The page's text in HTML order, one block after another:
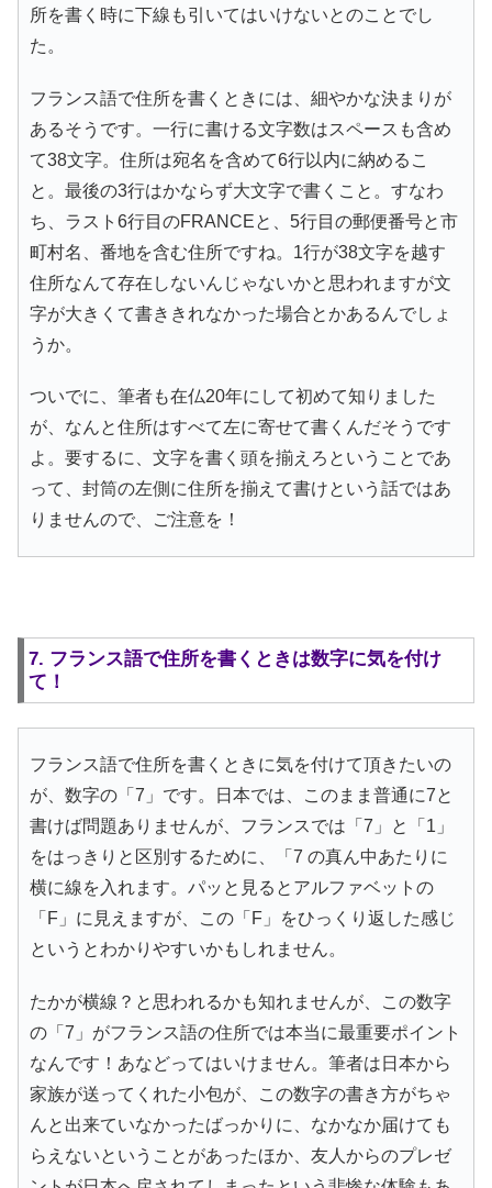
所を書く時に下線も引いてはいけないとのことでし
た。
フランス語で住所を書くときには、細やかな決まりが
あるそうです。一行に書ける文字数はスペースも含め
て38文字。住所は宛名を含めて6行以内に納めるこ
と。最後の3行はかならず大文字で書くこと。すなわ
ち、ラスト6行目のFRANCEと、5行目の郵便番号と市
町村名、番地を含む住所ですね。1行が38文字を越す
住所なんて存在しないんじゃないかと思われますが文
字が大きくて書ききれなかった場合とかあるんでしょ
うか。
ついでに、筆者も在仏20年にして初めて知りました
が、なんと住所はすべて左に寄せて書くんだそうです
よ。要するに、文字を書く頭を揃えろということであ
って、封筒の左側に住所を揃えて書けという話ではあ
りませんので、ご注意を！
7. フランス語で住所を書くときは数字に気を付け
て！
フランス語で住所を書くときに気を付けて頂きたいの
が、数字の「7」です。日本では、このまま普通に7と
書けば問題ありませんが、フランスでは「7」と「1」
をはっきりと区別するために、「7 の真ん中あたりに
横に線を入れます。パッと見るとアルファベットの
「F」に見えますが、この「F」をひっくり返した感じ
というとわかりやすいかもしれません。
たかが横線？と思われるかも知れませんが、この数字
の「7」がフランス語の住所では本当に最重要ポイント
なんです！あなどってはいけません。筆者は日本から
家族が送ってくれた小包が、この数字の書き方がちゃ
んと出来ていなかったばっかりに、なかなか届けても
らえないということがあったほか、友人からのプレゼ